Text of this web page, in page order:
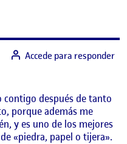
EN EL DISEÑO
contigo después de tanto
porque además me
y es uno de los mejores
«piedra, papel o tijera».
Accede para responder